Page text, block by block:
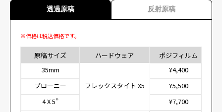
透過原稿 反射原稿
※価格は税込価格です。
原稿サイズ ハードウェア ポジフィルム
35mm
フレックスタイト X5
¥4,400
ブローニー
¥5,500
4 X 5”
¥7,700